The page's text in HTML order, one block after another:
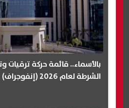
بالأسماء.. قائمة حركة ترقيات
الشرطة لعام 2026 (إنفوجراف)